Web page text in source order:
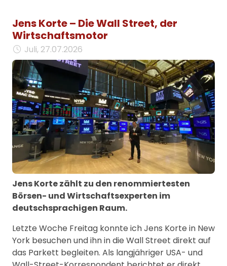
Jens Korte – Die Wall Street, der
Wirtschaftsmotor
Juli, 27.07.2026
Jens Korte zählt zu den renommiertesten
Börsen- und Wirtschaftsexperten im
deutschsprachigen Raum.
Letzte Woche Freitag konnte ich Jens Korte in New
York besuchen und ihn in die Wall Street direkt auf
das Parkett begleiten. Als langjähriger USA- und